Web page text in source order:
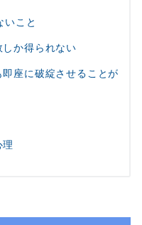
いこと
か得られない
座に破綻させることが